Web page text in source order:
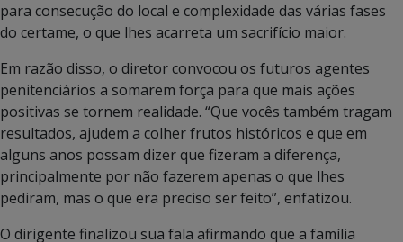
para consecução do local e complexidade das várias fases
do certame, o que lhes acarreta um sacrifício maior.
Em razão disso, o diretor convocou os futuros agentes
penitenciários a somarem força para que mais ações
positivas se tornem realidade. “Que vocês também tragam
resultados, ajudem a colher frutos históricos e que em
alguns anos possam dizer que fizeram a diferença,
principalmente por não fazerem apenas o que lhes
pediram, mas o que era preciso ser feito”, enfatizou.
O dirigente finalizou sua fala afirmando que a família